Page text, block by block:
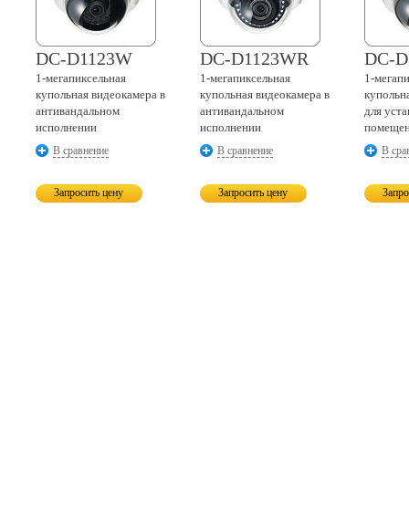
DC-D1123W
1-мегапиксельная
купольная видеокамера в
антивандальном
исполнении
В сравнение
Запросить цену
DC-D1123WR
1-мегапиксельная
купольная видеокамера в
антивандальном
исполнении
В сравнение
Запросить цену
DC-
1-
для
В